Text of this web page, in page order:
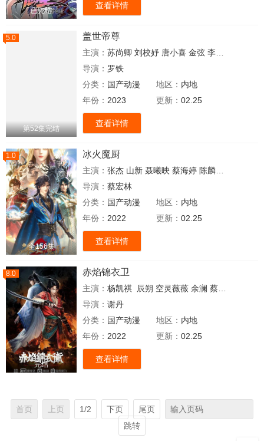
已完结
查看详情
5.0
第52集完结
盖世帝尊
主演： 苏尚卿 刘校妤 唐小喜 金弦 李雪娇
导演： 罗铁
分类： 国产动漫 地区： 内地
年份： 2023 更新： 02.25
查看详情
1.0
全156集
冰火魔厨
主演： 张杰 山新 聂曦映 蔡海婷 陈麟灵
导演： 蔡宏林
分类： 国产动漫 地区： 内地
年份： 2022 更新： 02.25
查看详情
8.0
完结
赤焰锦衣卫
主演： 杨凯祺 辰朔 空灵薇薇 余澜 蔡娜
导演： 谢丹
分类： 国产动漫 地区： 内地
年份： 2022 更新： 02.25
查看详情
首页 上页 1/2 下页
尾页
跳转